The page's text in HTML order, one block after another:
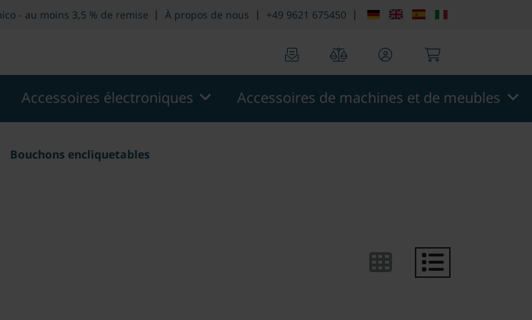
theme.modern::menu.screen_reader.skip_to_footer
- au moins 3,5 % de remise | À propos de nous | +49 9621 675450 |
Accessoires électroniques Accessoires de machines et de meubles
Bouchons encliquetables